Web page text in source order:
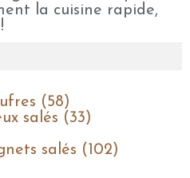
la cuisine rapide,
(58)
salés (33)
salés (102)